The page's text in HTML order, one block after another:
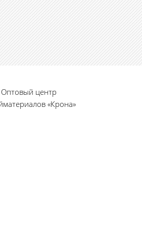
Оптовый центр
«Крона»